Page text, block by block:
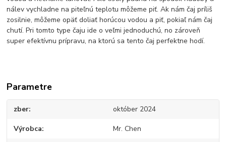
nálev vychladne na piteľnú teplotu môžeme piť. Ak nám čaj príliš
zosilnie, môžeme opäť doliať horúcou vodou a piť, pokiaľ nám čaj
chutí. Pri tomto type čaju ide o veľmi jednoduchú, no zároveň
super efektívnu prípravu, na ktorú sa tento čaj perfektne hodí.
Parametre
zber október 2024
Výrobca Mr. Chen